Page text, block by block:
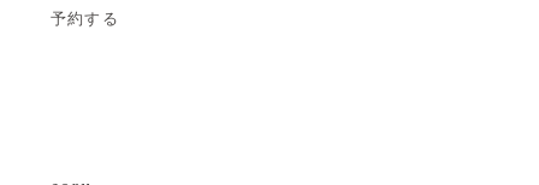
予約する